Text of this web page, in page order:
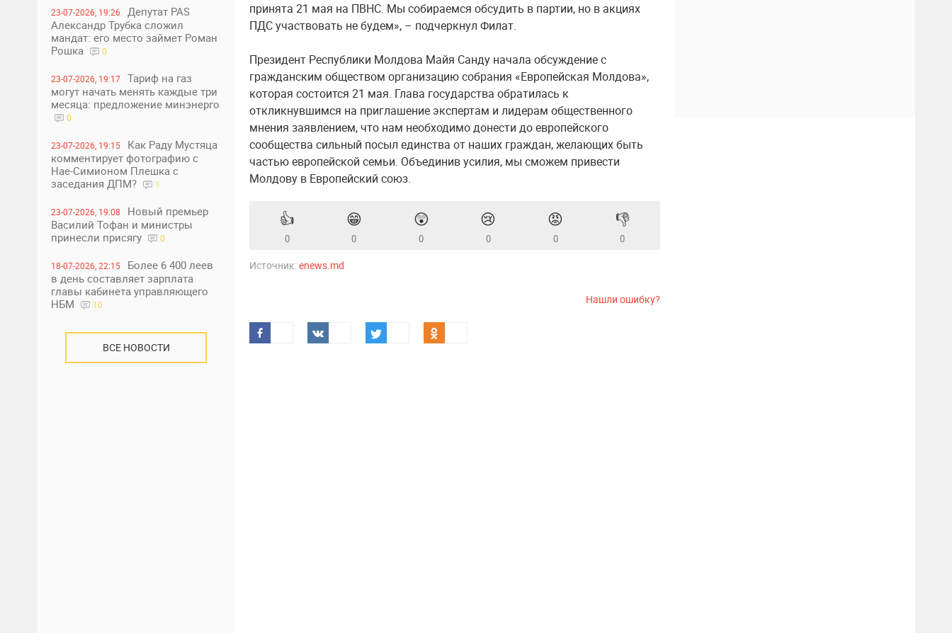
23-07-2026, 19:26
Депутат PAS
Александр Трубка сложил
мандат: его место займет Роман
Рошка
0
23-07-2026, 19:17
Тариф на газ
могут начать менять каждые три
месяца: предложение минэнерго
0
23-07-2026, 19:15
Как Раду Мустяца
комментирует фотографию с
Нае-Симионом Плешка с
заседания ДПМ?
1
23-07-2026, 19:08
Новый премьер
Василий Тофан и министры
принесли присягу
0
18-07-2026, 22:15
Более 6 400 леев
в день составляет зарплата
главы кабинета управляющего
НБМ
10
ВСЕ НОВОСТИ
принята 21 мая на ПВНС. Мы собираемся обсудить в партии, но в акциях
ПДС участвовать не будем», – подчеркнул Филат.
Президент Республики Молдова Майя Санду начала обсуждение с
гражданским обществом организацию собрания «Европейская Молдова»,
которая состоится 21 мая. Глава государства обратилась к
откликнувшимся на приглашение экспертам и лидерам общественного
мнения заявлением, что нам необходимо донести до европейского
сообщества сильный посыл единства от наших граждан, желающих быть
частью европейской семьи. Объединив усилия, мы сможем привести
Молдову в Европейский союз.
👍
0
😁
0
😲
0
😢
0
😡
0
👎
0
Источник:enews.md
Нашли ошибку?